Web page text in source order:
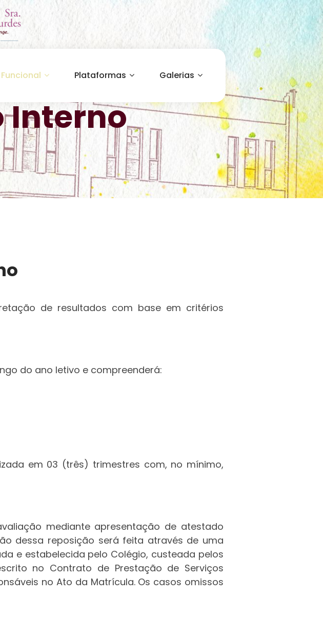
Plataformas Galerias
Interno
de resultados com base em critérios
do ano letivo e compreenderá:
em 03 (três) trimestres com, no mínimo,
mediante apresentação de atestado
dessa reposição será feita através de uma
e estabelecida pelo Colégio, custeada pelos
no Contrato de Prestação de Serviços
no Ato da Matrícula. Os casos omissos